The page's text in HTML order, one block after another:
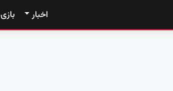
اخبار